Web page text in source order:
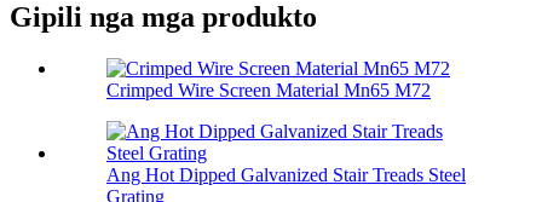
Gipili nga mga produkto
Crimped Wire Screen Material Mn65 M72
Ang Hot Dipped Galvanized Stair Treads Steel
Grating